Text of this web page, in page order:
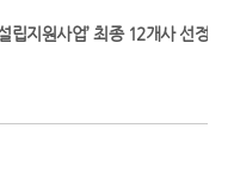
립지원사업’ 최종 12개사 선정 (